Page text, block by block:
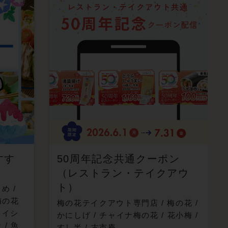
す
/
の花
シ
/ 魚
50周年記念共通クーポン
（レストラン・テイクアウ
ト）
梅の花テイクアウト専門店 /梅の花 /
かにしげ / チャイナ梅の花 / 花小梅 /